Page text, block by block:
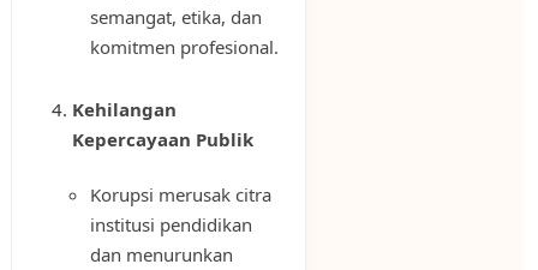
semangat, etika, dan
komitmen profesional.
Kehilangan
Kepercayaan Publik
Korupsi merusak citra
institusi pendidikan
dan menurunkan